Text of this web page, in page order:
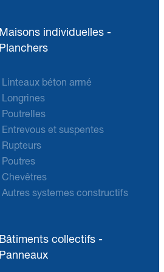
Maisons individuelles -
Planchers
Linteaux béton armé
Longrines
Poutrelles
Entrevous et suspentes
Rupteurs
Poutres
Chevêtres
Autres systemes constructifs
Bâtiments collectifs -
Panneaux